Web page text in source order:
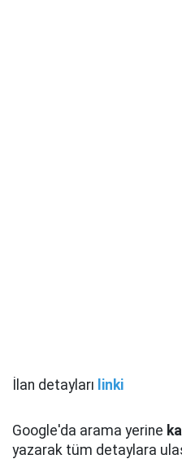
İlan detayları linki
Google'da arama yerine
yazarak tüm detaylara